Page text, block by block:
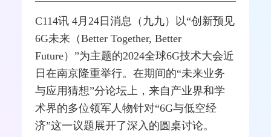
C114讯 4月24日消息（九九）以“创新预见
6G未来（Better Together, Better
Future）”为主题的2024全球6G技术大会近
日在南京隆重举行。在期间的“未来业务
与应用猜想”分论坛上，来自产业界和学
术界的多位领军人物针对“6G与低空经
济”这一议题展开了深入的圆桌讨论。